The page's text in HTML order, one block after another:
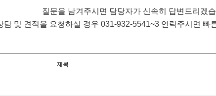
질문을 남겨주시면 담당자가 신속히 답변드리겠
담 및 견적을 요청하실 경우 031-932-5541~3 연락주시면 빠
제목